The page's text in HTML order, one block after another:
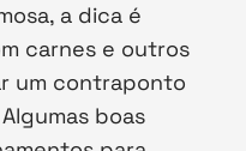
a dica é
carnes e outros
um contraponto
boas